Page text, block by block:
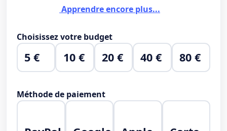
Apprendre encore plus...
Choisissez votre budget
5 € 10 € 20 € 40 € 80 €
Méthode de paiement